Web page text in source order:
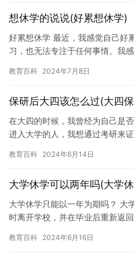
想休学的说说(好累想休学)
好累想休学 最近，我感觉自己好
习，也无法专注于任何事情。我
休学…
教育百科 2024年7月8日
保研后大四该怎么过(大四
在大四的时候，我曾经为自己是
进入大学的人，我想通过考研来
定放弃…
教育百科 2024年6月14日
大学休学可以两年吗(大学
大学休学只能以一年为期吗？ 大
时离开学校，并在毕业后重新返
学期…
教育百科 2024年6月16日